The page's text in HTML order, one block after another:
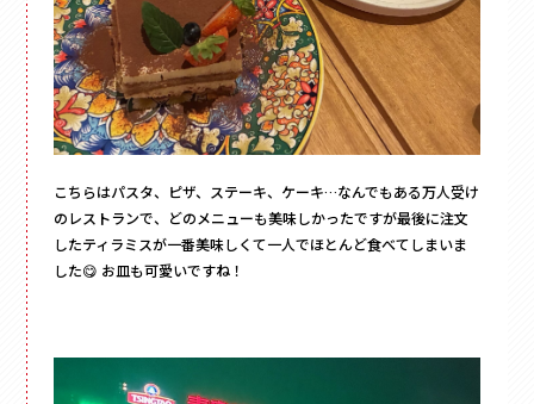
こちらはパスタ、ピザ、ステーキ、ケーキ…なんでもある万人受け
のレストランで、どのメニューも美味しかったですが最後に注文
したティラミスが一番美味しくて一人でほとんど食べてしまいま
した😋 お皿も可愛いですね！